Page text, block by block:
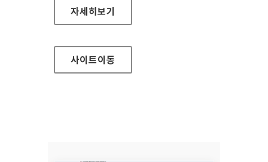
휴·폐업 의료기관 진료기록보관시스템
자세히보기
사이트이동